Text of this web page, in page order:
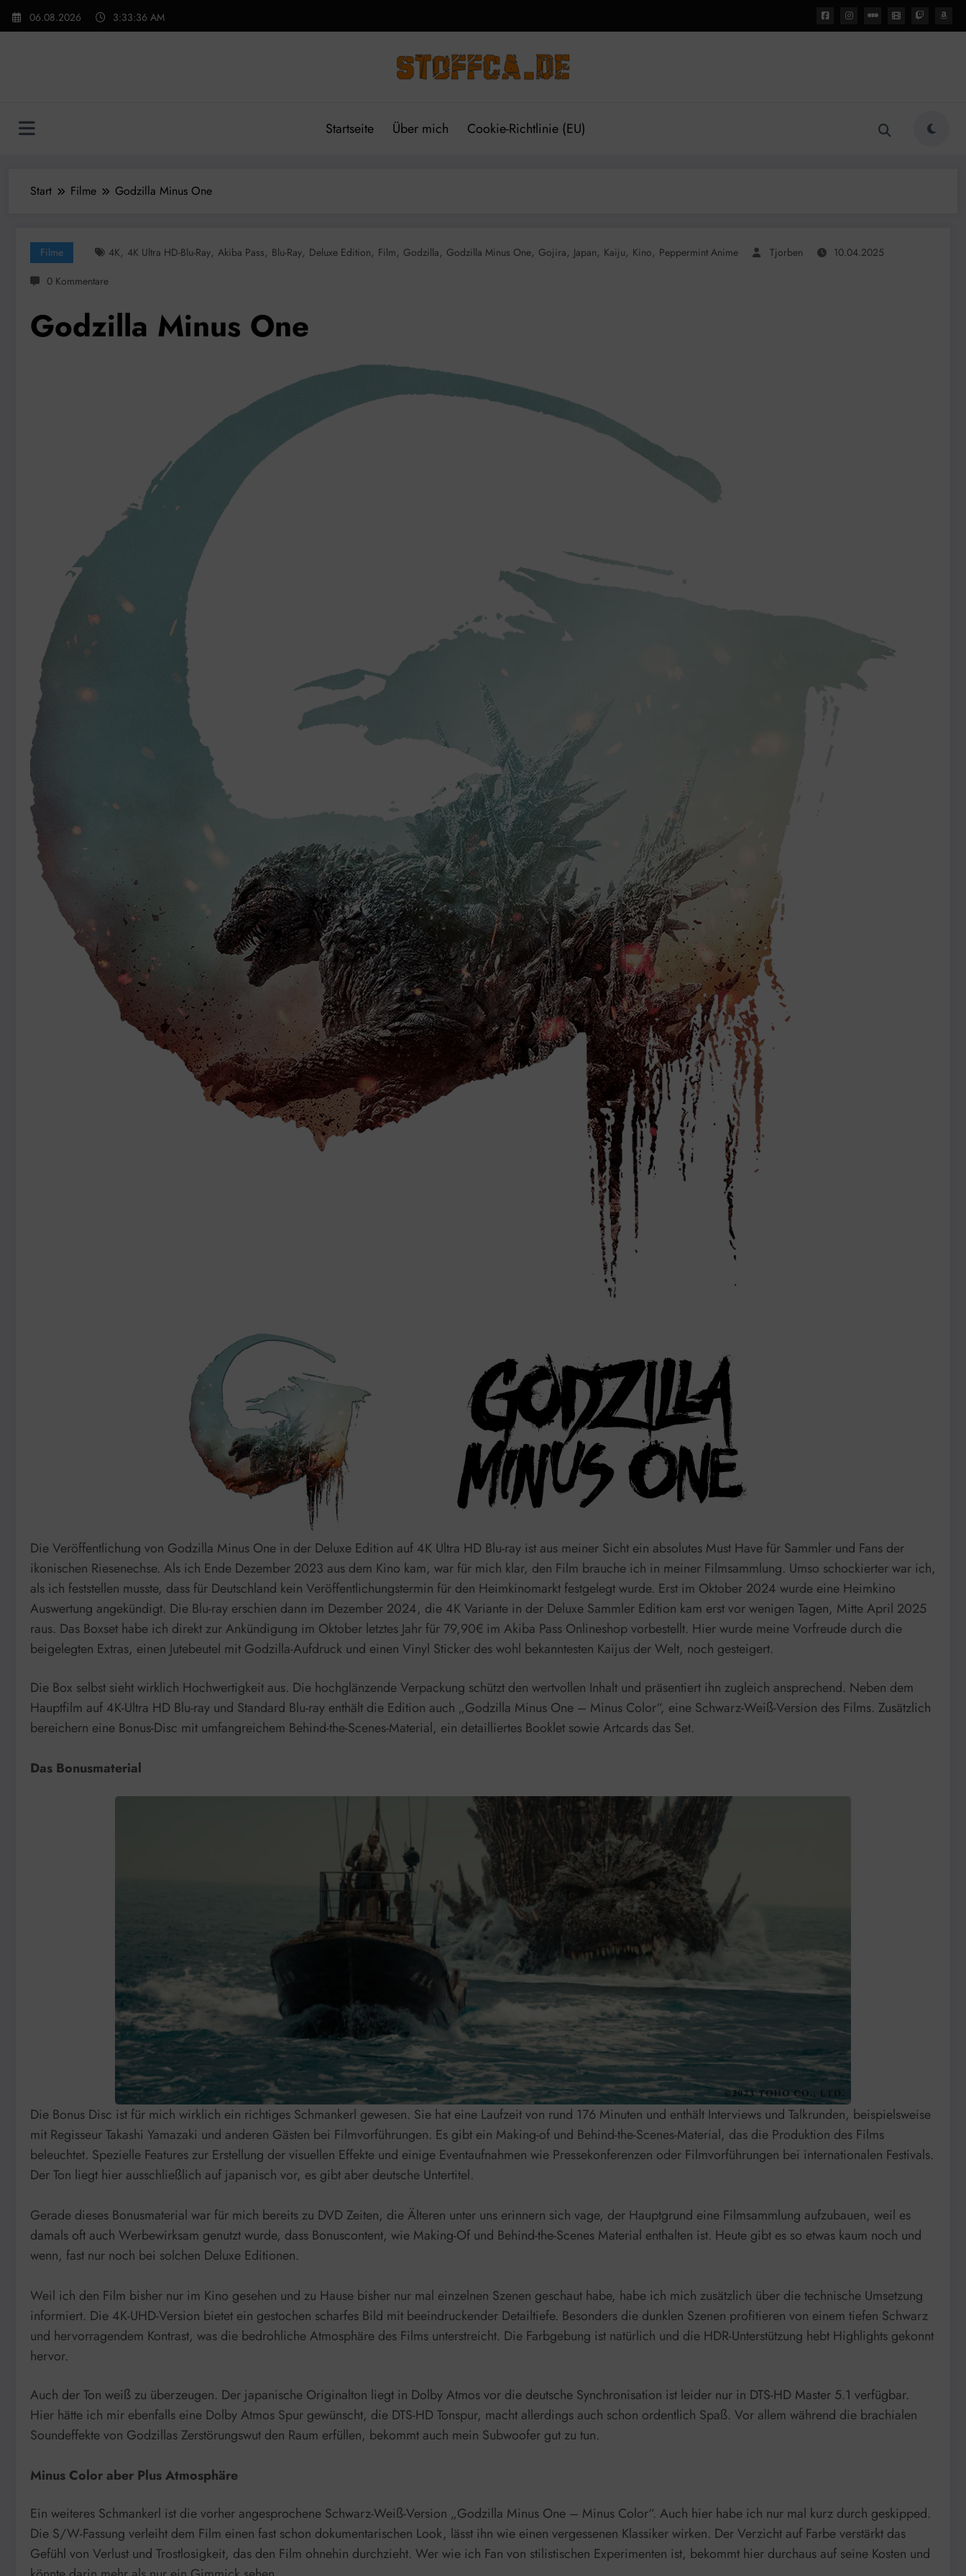
Zum
Inhalt
06.08.2026 3:33:38 AM
Startseite Über mich Cookie-Richtlinie (EU)
Start Filme Godzilla Minus One
Filme 4K, 4K Ultra HD-Blu-Ray, Akiba Pass, Blu-Ray, Deluxe Edition, Film, Godzilla, Godzilla Minus One, Gojira, Japan, Kaiju, Kino, Peppermint Anime Tjorben
10.04.2025
0 Kommentare
Godzilla Minus One
Die Veröffentlichung von Godzilla Minus One in der Deluxe Edition auf 4K Ultra HD Blu-ray ist aus meiner Sicht ein absolutes Must Have für Sammler und Fans der
ikonischen Riesenechse. Als ich Ende Dezember 2023 aus dem Kino kam, war für mich klar, den Film brauche ich in meiner Filmsammlung. Umso schockierter war ich,
als ich feststellen musste, dass für Deutschland kein Veröffentlichungstermin für den Heimkinomarkt festgelegt wurde. Erst im Oktober 2024 wurde eine Heimkino
Auswertung angekündigt. Die Blu-ray erschien dann im Dezember 2024, die 4K Variante in der Deluxe Sammler Edition kam erst vor wenigen Tagen, Mitte April 2025
raus. Das Boxset habe ich direkt zur Ankündigung im Oktober letztes Jahr für 79,90€ im Akiba Pass Onlineshop vorbestellt. Hier wurde meine Vorfreude durch die
beigelegten Extras, einen Jutebeutel mit Godzilla-Aufdruck und einen Vinyl Sticker des wohl bekanntesten Kaijus der Welt, noch gesteigert.​
Die Box selbst sieht wirklich Hochwertigkeit aus. Die hochglänzende Verpackung schützt den wertvollen Inhalt und präsentiert ihn zugleich ansprechend. Neben dem
Hauptfilm auf 4K-Ultra HD Blu-ray und Standard Blu-ray enthält die Edition auch „Godzilla Minus One – Minus Color“, eine Schwarz-Weiß-Version des Films. Zusätzlich
bereichern eine Bonus-Disc mit umfangreichem Behind-the-Scenes-Material, ein detailliertes Booklet sowie Artcards das Set.
Das Bonusmaterial
Die Bonus Disc ist für mich wirklich ein richtiges Schmankerl gewesen. Sie hat eine Laufzeit von rund 176 Minuten und enthält Interviews und Talkrunden, beispielsweise
mit Regisseur Takashi Yamazaki und anderen Gästen bei Filmvorführungen. Es gibt ein Making-of und Behind-the-Scenes-Material, das die Produktion des Films
beleuchtet. Spezielle Features zur Erstellung der visuellen Effekte und einige Eventaufnahmen wie Pressekonferenzen oder Filmvorführungen bei internationalen Festivals.
Der Ton liegt hier ausschließlich auf japanisch vor, es gibt aber deutsche Untertitel.
Gerade dieses Bonusmaterial war für mich bereits zu DVD Zeiten, die Älteren unter uns erinnern sich vage, der Hauptgrund eine Filmsammlung aufzubauen, weil es
damals oft auch Werbewirksam genutzt wurde, dass Bonuscontent, wie Making-Of und Behind-the-Scenes Material enthalten ist. Heute gibt es so etwas kaum noch und
wenn, fast nur noch bei solchen Deluxe Editionen.
Weil ich den Film bisher nur im Kino gesehen und zu Hause bisher nur mal einzelnen Szenen geschaut habe, habe ich mich zusätzlich über die technische Umsetzung
informiert. Die 4K-UHD-Version bietet ein gestochen scharfes Bild mit beeindruckender Detailtiefe. Besonders die dunklen Szenen profitieren von einem tiefen Schwarz
und hervorragendem Kontrast, was die bedrohliche Atmosphäre des Films unterstreicht. Die Farbgebung ist natürlich und die HDR-Unterstützung hebt Highlights gekonnt
hervor.
Auch der Ton weiß zu überzeugen. Der japanische Originalton liegt in Dolby Atmos vor die deutsche Synchronisation ist leider nur in DTS-HD Master 5.1 verfügbar.
Hier hätte ich mir ebenfalls eine Dolby Atmos Spur gewünscht, die DTS-HD Tonspur, macht allerdings auch schon ordentlich Spaß. Vor allem während die brachialen
Soundeffekte von Godzillas Zerstörungswut den Raum erfüllen, bekommt auch mein Subwoofer gut zu tun.
Minus Color aber Plus Atmosphäre
Ein weiteres Schmankerl ist die vorher angesprochene Schwarz-Weiß-Version „Godzilla Minus One – Minus Color“. Auch hier habe ich nur mal kurz durch geskipped.
Die S/W-Fassung verleiht dem Film einen fast schon dokumentarischen Look, lässt ihn wie einen vergessenen Klassiker wirken. Der Verzicht auf Farbe verstärkt das
Gefühl von Verlust und Trostlosigkeit, das den Film ohnehin durchzieht. Wer wie ich Fan von stilistischen Experimenten ist, bekommt hier durchaus auf seine Kosten und